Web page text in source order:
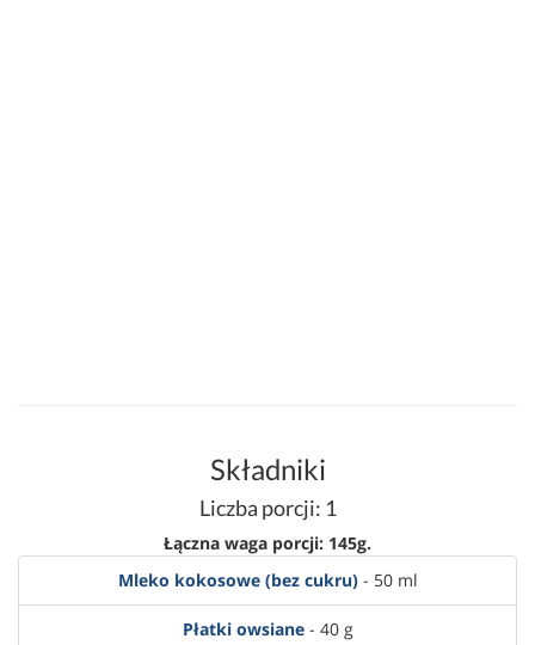
Składniki
Liczba porcji: 1
Łączna waga porcji: 145g.
Mleko kokosowe (bez cukru)- 50 ml
Płatki owsiane- 40 g